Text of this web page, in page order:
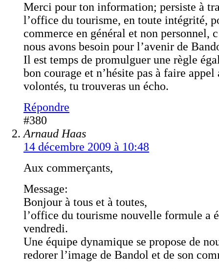
Merci pour ton information; persiste à
l’office du tourisme, en toute intégrité,
commerce en général et non personnel,
nous avons besoin pour l’avenir de
Il est temps de promulguer une règle
bon courage et n’hésite pas à faire appel
volontés, tu trouveras un écho.
Répondre
#380
Arnaud Haas
14 décembre 2009 à 10:48
Aux commerçants,
Message:
Bonjour à tous et à toutes,
l’office du tourisme nouvelle formule a
vendredi.
Une équipe dynamique se propose de
redorer l’image de Bandol et de son